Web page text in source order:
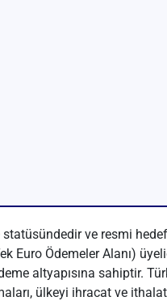
ve resmi
Euro Ödemeler Alanı)
altyapısına sahiptir.
ülkeyi ihracat ve